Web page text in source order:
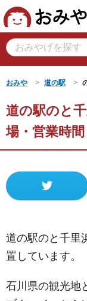
おみや 道の駅
道の駅のと
場・営業時
道の駅のと千里
置しています。
石川県の観光地